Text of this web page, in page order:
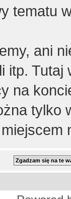
tematu
ani
itp. Tutaj
na
tylko